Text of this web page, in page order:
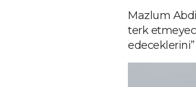
Mazlum
terk